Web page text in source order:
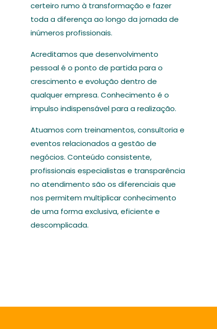
certeiro rumo à transformação e fazer
toda a diferença ao longo da jornada de
inúmeros profissionais.
Acreditamos que desenvolvimento
pessoal é o ponto de partida para o
crescimento e evolução dentro de
qualquer empresa. Conhecimento é o
impulso indispensável para a realização.
Atuamos com treinamentos, consultoria e
eventos relacionados a gestão de
negócios. Conteúdo consistente,
profissionais especialistas e transparência
no atendimento são os diferenciais que
nos permitem multiplicar conhecimento
de uma forma exclusiva, eficiente e
descomplicada.